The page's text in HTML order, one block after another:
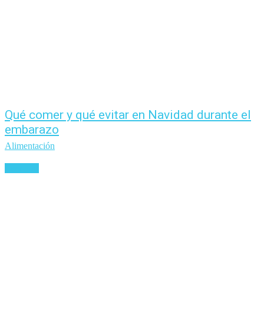
Qué comer y qué evitar en Navidad durante el
embarazo
Alimentación